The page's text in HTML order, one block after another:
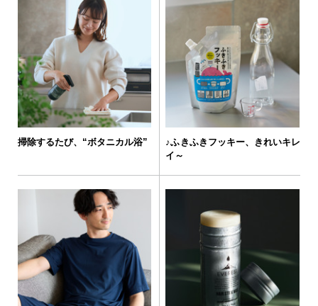
掃除するたび、“ボタニカル浴”
♪ふきふきフッキー、きれいキレ
イ～